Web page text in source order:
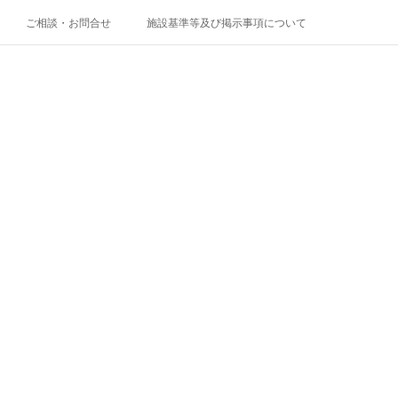
ご相談・お問合せ 施設基準等及び掲示事項について